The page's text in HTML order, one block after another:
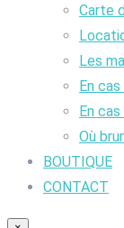
Carte
Les
En
En
Où
BOUTIQUE
CONTACT